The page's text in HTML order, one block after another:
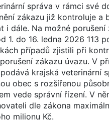
správa v rámci své
zákazu již kontroluje a
i dále. Na možné porušení
1. do 16. ledna 2026 113
případů zjistili při
zákazu úvazu. V
krajská veterinární
obec s rozšířenou
vede správní řízení. V
dle zákona
milionu Kč.